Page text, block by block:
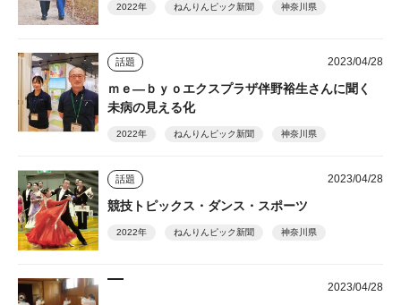
2022年 ねんりんピック新聞 神奈川県
話題 2023/04/28
ｍｅ―ｂｙｏエクスプラザ伴野裕生さんに聞く
未病の見える化
2022年 ねんりんピック新聞 神奈川県
話題 2023/04/28
競技トピックス・ダンス・スポーツ
2022年 ねんりんピック新聞 神奈川県
2023/04/28